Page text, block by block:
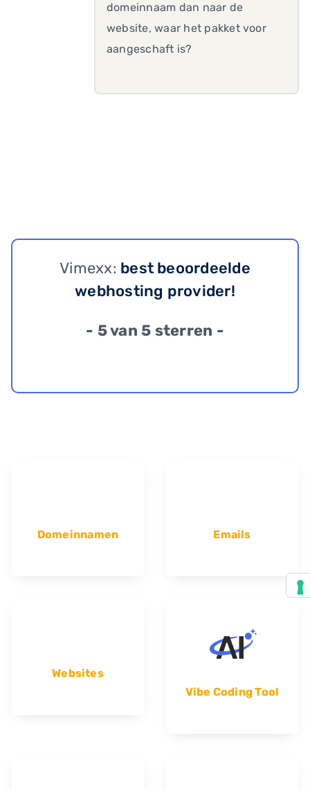
domeinnaam dan naar de
website, waar het pakket voor
aangeschaft is?
Vimexx: best beoordeelde
webhosting provider!
- 5 van 5 sterren -
Domeinnamen Emails
Websites
Vibe Coding Tool